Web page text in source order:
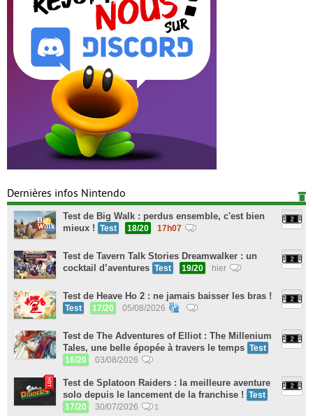
Dernières infos Nintendo
Test de Big Walk : perdus ensemble, c'est bien
mieux !
Test 18/20 17h07
Test de Tavern Talk Stories Dreamwalker : un
cocktail d’aventures Test 19/20 hier
Test de Heave Ho 2 : ne jamais baisser les bras !
Test 17/20 05/08/2026
Test de The Adventures of Elliot : The Millenium
Tales, une belle épopée à travers le temps Test
16/20
03/08/2026
Test de Splatoon Raiders : la meilleure aventure
solo depuis le lancement de la franchise !
Test
17/20
30/07/2026 1